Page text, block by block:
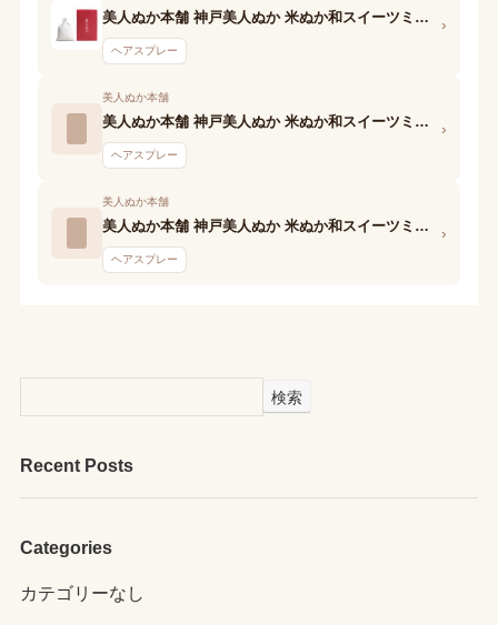
美人ぬか本舗 神戸美人ぬか 米ぬか和スイーツミスト(桜タルトの香り)
ヘアスプレー
›
美人ぬか本舗
美人ぬか本舗 神戸美人ぬか 米ぬか和スイーツミスト(柚子パフェの香り)
ヘアスプレー
›
美人ぬか本舗
美人ぬか本舗 神戸美人ぬか 米ぬか和スイーツミスト(抹茶ティラミスの香り)
ヘアスプレー
›
検索
Recent Posts
Categories
カテゴリーなし